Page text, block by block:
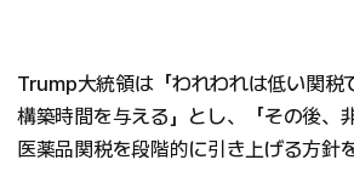
Trump大統領は「われわれは低い関税
構築時間を与える」とし、「その後、
医薬品関税を段階的に引き上げる方針